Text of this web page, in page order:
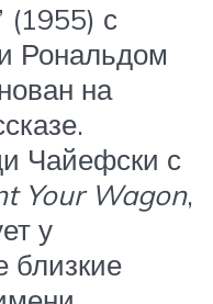
(1955) с
Рональдом
на
Чайефски с
Your Wagon,
у
близкие